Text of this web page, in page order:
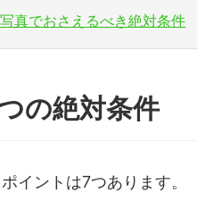
真でおさえるべき絶対条件
の絶対条件
イントは7つあります。